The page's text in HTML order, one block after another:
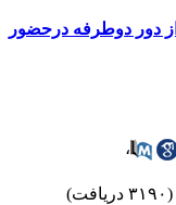
دوطرفه درحضور
،